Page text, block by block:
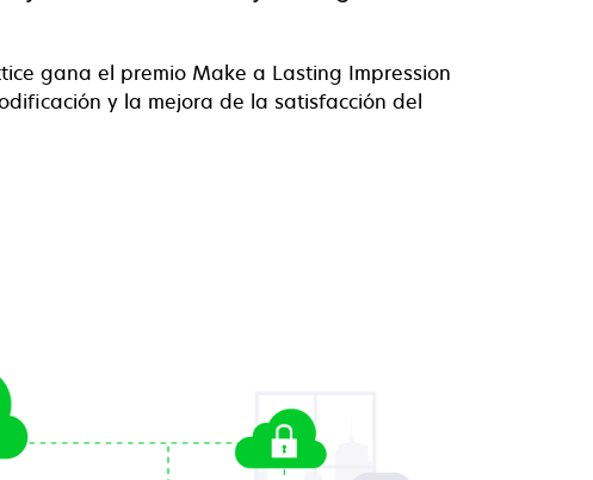
gana el premio Make a Lasting Impression
y la mejora de la satisfacción del